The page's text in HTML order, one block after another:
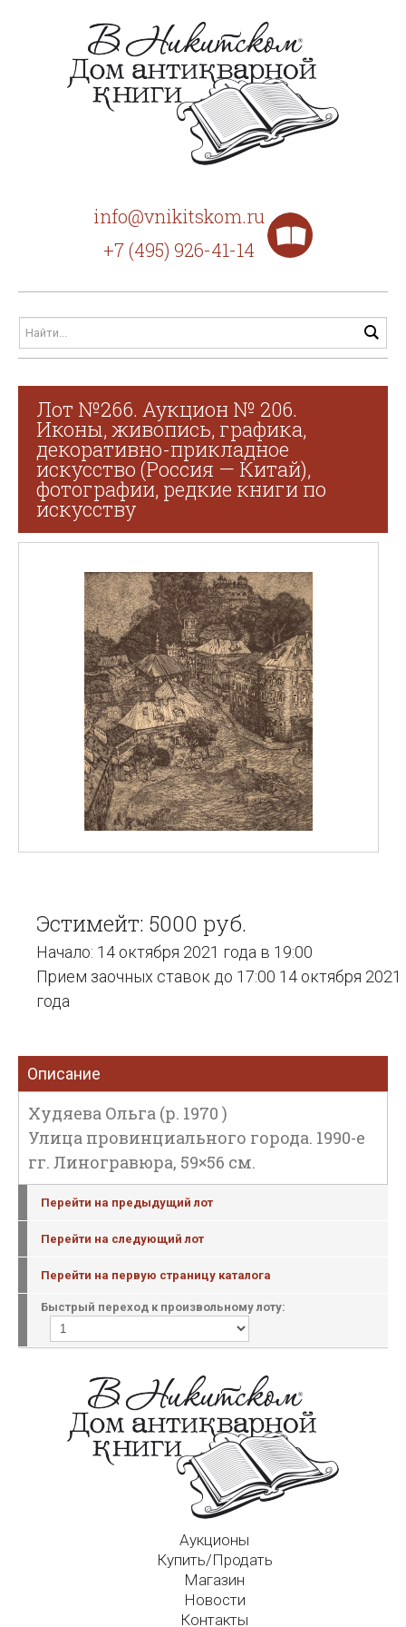
info@vnikitskom.ru
+7 (495) 926-41-14
Лот №266. Аукцион № 206.
Иконы, живопись, графика,
декоративно-прикладное
искусство (Россия — Китай),
фотографии, редкие книги по
искусству
Эстимейт: 5000 руб.
Начало: 14 октября 2021 года в 19:00
Прием заочных ставок до 17:00 14 октября 2021
года
Описание
Худяева Ольга (р. 1970 )
Улица провинциального города. 1990-е
гг. Линогравюра, 59×56 см.
Перейти на предыдущий лот
Перейти на следующий лот
Перейти на первую страницу каталога
Быстрый переход к произвольному лоту:
Аукционы
Купить/Продать
Магазин
Новости
Контакты